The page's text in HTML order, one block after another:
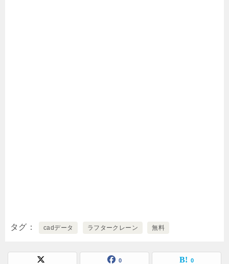
タグ cadデータ ラフタークレーン 無料
0 0